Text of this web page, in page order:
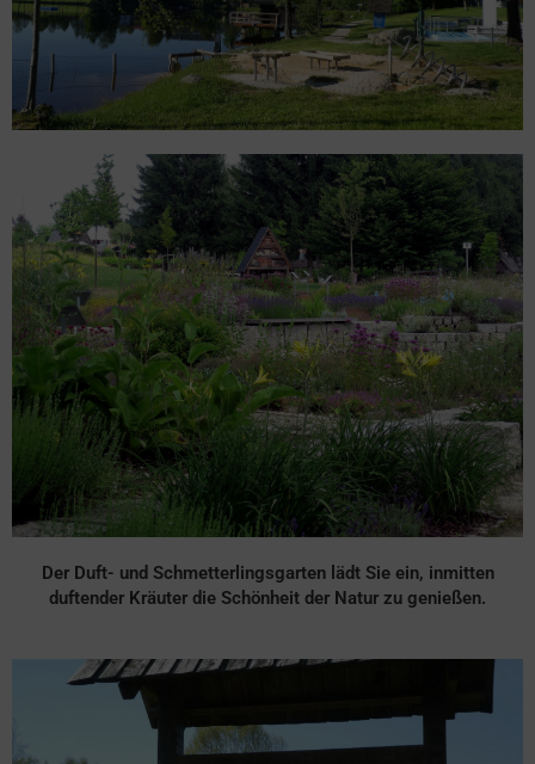
Der Duft- und Schmetterlingsgarten lädt Sie ein, inmitten
duftender Kräuter die Schönheit der Natur zu genießen.